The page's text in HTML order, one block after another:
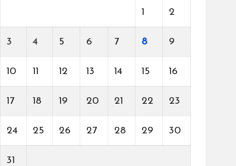
1 2
3 4 5 6 7 8 9
10 11 12 13 14 15 16
17 18 19 20 21 22 23
24 25 26 27 28 29 30
31